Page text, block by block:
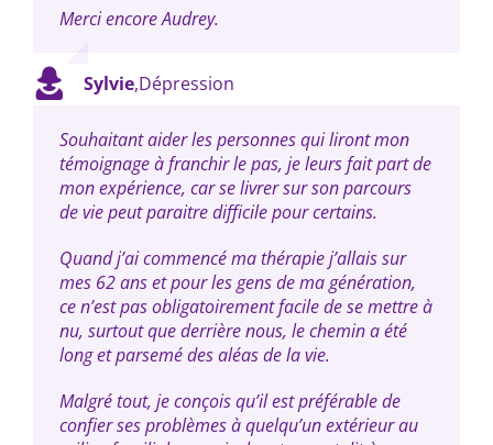
Merci encore Audrey.
Sylvie,Dépression
Souhaitant aider les personnes qui liront mon
témoignage à franchir le pas, je leurs fait part de
mon expérience, car se livrer sur son parcours
de vie peut paraitre difficile pour certains.
Quand j’ai commencé ma thérapie j’allais sur
mes 62 ans et pour les gens de ma génération,
ce n’est pas obligatoirement facile de se mettre à
nu, surtout que derrière nous, le chemin a été
long et parsemé des aléas de la vie.
Malgré tout, je conçois qu’il est préférable de
confier ses problèmes à quelqu’un extérieur au